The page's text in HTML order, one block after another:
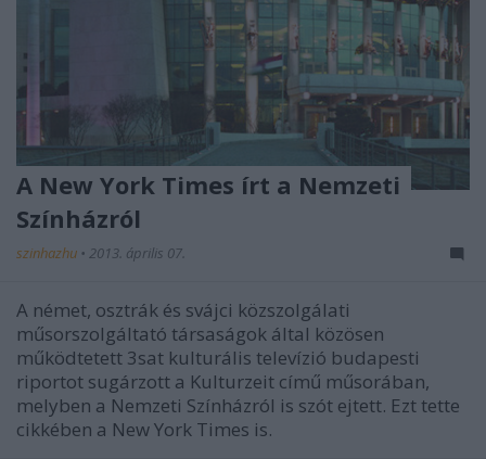
A New York Times írt a Nemzeti
Színházról
szinhazhu • 2013. április 07.
A német, osztrák és svájci közszolgálati
műsorszolgáltató társaságok által közösen
működtetett 3sat kulturális televízió budapesti
riportot sugárzott a Kulturzeit című műsorában,
melyben a Nemzeti Színházról is szót ejtett. Ezt tette
cikkében a New York Times is.